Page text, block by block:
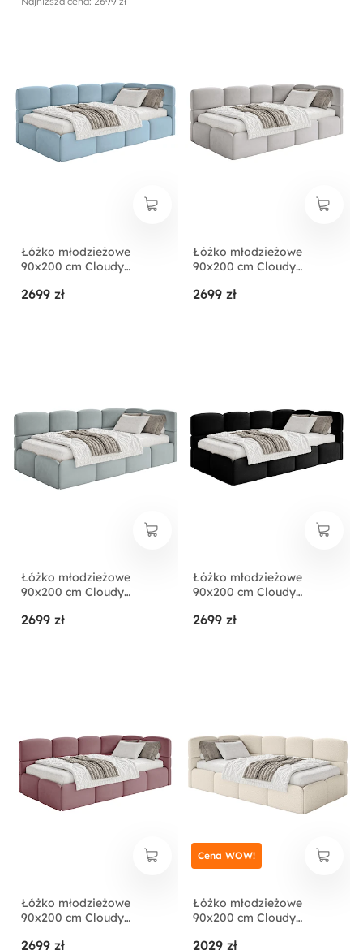
Łóżko młodzieżowe
90x200 cm Cloudy
pojemnikiem błękitne
2699 zł
Łóżko młodzieżowe
90x200 cm Cloudy
pojemnikiem jasnoszare
2699 zł
Łóżko młodzieżowe
90x200 cm Cloudy
pojemnikiem szare welur
2699 zł
Łóżko młodzieżowe
90x200 cm Cloudy
pojemnikiem czarne welur
2699 zł
Łóżko młodzieżowe
90x200 cm Cloudy
pojemnikiem różowe welur
2699 zł
Łóżko młodzieżowe
90x200 cm Cloudy
pojemnikiem jasnobeżowe
2029 zł
Cena WOW!